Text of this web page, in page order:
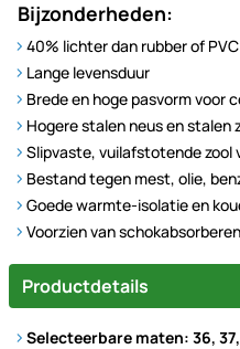
Bijzonderheden:
40% lichter dan rubber of PVC
Lange levensduur
Brede en hoge pasvorm voor
Hogere stalen neus en stalen
Slipvaste, vuilafstotende zool
Bestand tegen mest, olie,
Goede warmte-isolatie en
Voorzien van
Productdetails
Selecteerbare maten: 36,